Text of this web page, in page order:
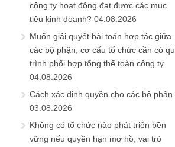
công ty hoạt động đạt được các mục
tiêu kinh doanh? 04.08.2026
Muốn giải quyết bài toán hợp tác giữa
các bộ phận, cơ cấu tổ chức cần có
trình phối hợp tổng thể toàn công ty
04.08.2026
Cách xác định quyền cho các bộ phận
03.08.2026
Không có tổ chức nào phát triển bền
vững nếu quyền hạn mơ hồ, vai trò